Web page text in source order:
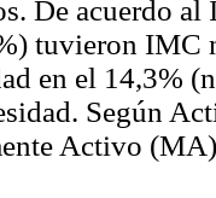
De acuerdo
tuvieron IMC
en el 14,3%
Según
Activo